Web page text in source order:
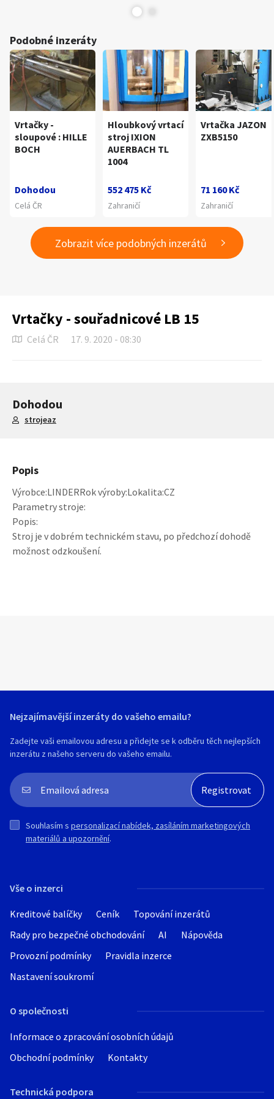
Podobné inzeráty
Vrtačky -
sloupové : HILLE
BOCH
Dohodou
Celá ČR
Hloubkový vrtací
stroj IXION
AUERBACH TL
1004
552 475 Kč
Zahraničí
Vrtačka JAZON
ZXB5150
71 160 Kč
Zahraničí
Zobrazit více podobných inzerátů
Vrtačky - souřadnicové LB 15
Celá ČR 17. 9. 2020 - 08:30
Dohodou
strojeaz
Popis
Výrobce:LINDERRok výroby:Lokalita:CZ
Parametry stroje:
Popis:
Stroj je v dobrém technickém stavu, po předchozí dohodě
možnost odzkoušení.
Vše o inzerci
Kreditové balíčky Ceník
Topování inzerátů
Rady pro bezpečné obchodování
AI
Nápověda
Provozní podmínky
Pravidla inzerce
Nastavení soukromí
O společnosti
Informace o zpracování osobních údajů
Obchodní podmínky
Kontakty
Technická podpora
Nejzajímavější inzeráty do vašeho emailu?
Zadejte vaši emailovou adresu a přidejte se k odběru těch nejlepších
inzerátu z našeho serveru do vašeho emailu.
Souhlasím s personalizací nabídek, zasíláním marketingových
materiálů a upozornění.